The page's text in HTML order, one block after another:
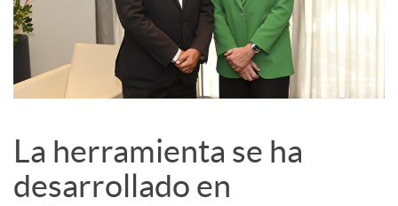
La herramienta se ha
desarrollado en